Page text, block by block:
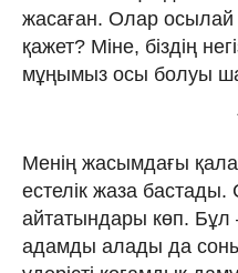
жасаған. Олар осылай
қажет? Мiне, бiздiң
мұңымыз осы болуы
Менiң жасымдағы
естелiк жаза
айтатындары көп.
адамды алады да